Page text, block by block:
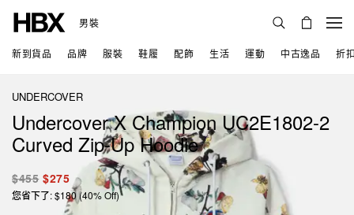
男裝
新到貨品 品牌 服裝 鞋履 配飾 生活 運動 中古逸品 折
UNDERCOVER
Undercover X Champion UC2E1802-2
Curved Zip-Up Hoodie
$455 $275
您省下了: $180 (40% Off)